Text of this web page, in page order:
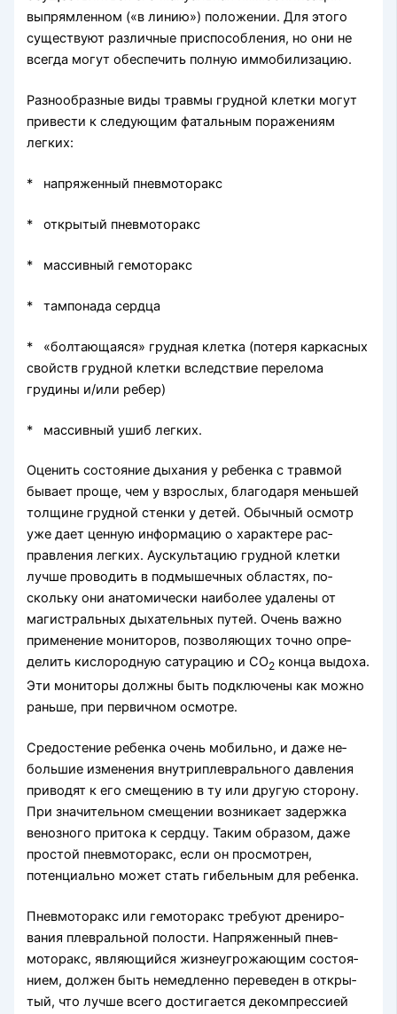
выпрямленном («в линию») положении. Для этого
существуют различные приспособления, но они не
всегда могут обеспечить полную иммо­билизацию.
Разнообразные виды травмы грудной клетки могут
привести к следующим фатальным поражениям
легких:
* напряженный пневмоторакс
* открытый пневмоторакс
* массивный гемоторакс
* тампонада сердца
* «болтающаяся» грудная клетка (потеря каркасных
свойств грудной клетки вследствие перелома
грудины и/или ребер)
* массивный ушиб легких.
Оценить состояние дыхания у ребенка с травмой
бывает проще, чем у взрослых, благодаря меньшей
толщине грудной стенки у детей. Обычный осмотр
уже дает ценную информацию о характере рас­
правления легких. Аускультацию грудной клетки
лучше проводить в подмышечных областях, по­
скольку они анатомически наиболее удалены от
магистральных дыхательных путей. Очень важно
применение мониторов, позволяющих точно опре­
делить кислородную сатурацию и СО2 конца выдо­ха.
Эти мониторы должны быть подключены как можно
раньше, при первичном осмотре.
Средостение ребенка очень мобильно, и даже не­
большие изменения внутриплеврального давления
приводят к его смещению в ту или другую сторо­ну.
При значительном смещении возникает задер­жка
венозного притока к сердцу. Таким образом, даже
простой пневмоторакс, если он просмотрен,
потенциально может стать гибельным для ребенка.
Пневмоторакс или гемоторакс требуют дрениро­
вания плевральной полости. Напряженный пнев­
моторакс, являющийся жизнеугрожающим состоя­
нием, должен быть немедленно переведен в откры­
тый, что лучше всего достигается декомпрессией